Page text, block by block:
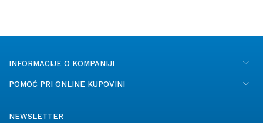
INFORMACIJE O KOMPANIJI
POMOĆ PRI ONLINE KUPOVINI
NEWSLETTER